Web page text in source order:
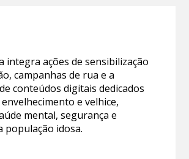
integra ações de sensibilização
campanhas de rua e a
conteúdos digitais dedicados
e velhice,
mental, segurança e
população idosa.